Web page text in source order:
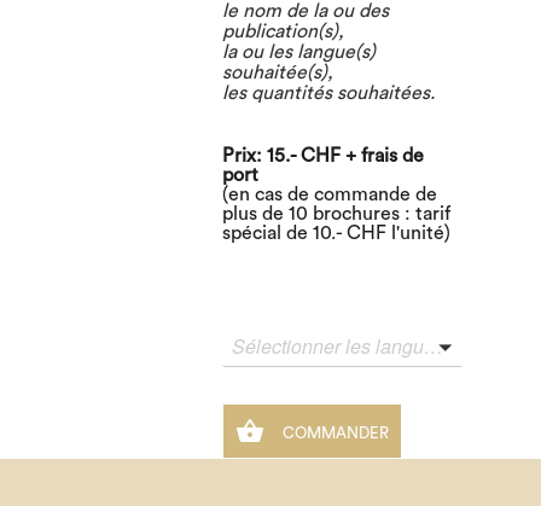
le nom de la ou des
publication(s),
la ou les langue(s)
souhaitée(s),
les quantités souhaitées.
Prix: 15.- CHF + frais de
port
(en cas de commande de
plus de 10 brochures : tarif
spécial de 10.- CHF l'unité)
Sélectionner les langues désirées
 COMMANDER